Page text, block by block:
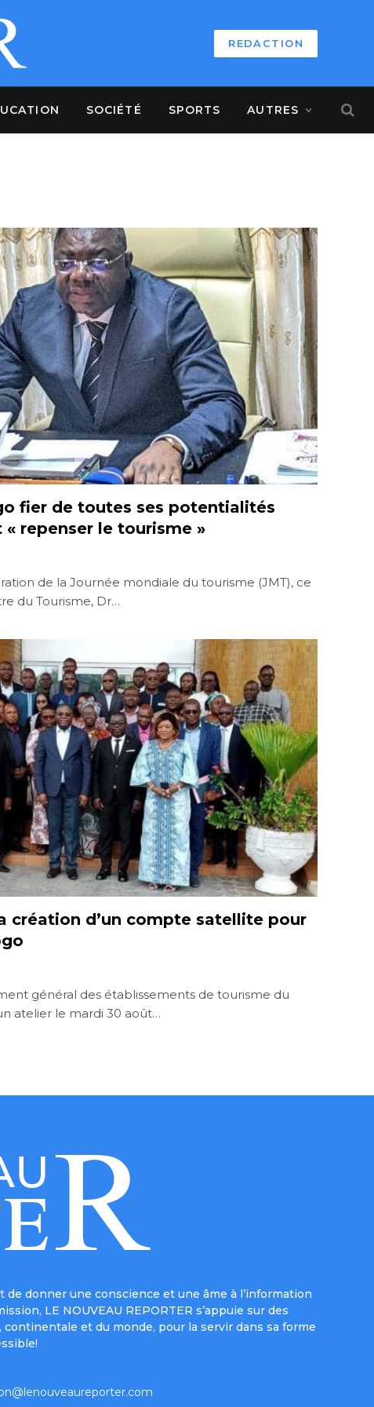
REDACTION
SOCIÉTÉ SPORTS AUTRES
fier de toutes ses potentialités
repenser le tourisme »
de la Journée mondiale du tourisme (JMT), ce
du Tourisme, Dr…
création d’un compte satellite pour
général des établissements de tourisme du
atelier le mardi 30 août…
de donner une conscience et une âme à l’information
LE NOUVEAU REPORTER s’appuie sur des
continentale et du monde, pour la servir dans sa forme